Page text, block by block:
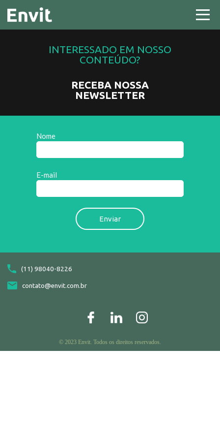
INTERESSADO EM NOSSO
CONTEÚDO?
RECEBA NOSSA
NEWSLETTER
Nome
E-mail
(11) 98040-8226
contato@envit.com.br
© 2023 Envit. Todos os direitos reservados.